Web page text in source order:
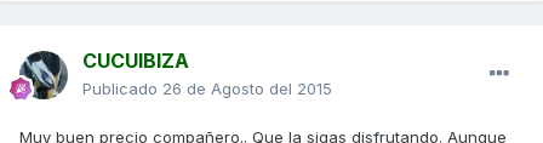
CUCUIBIZA
Publicado 26 de Agosto del 2015
Muy buen precio compañero.. Que la sigas disfrutando. Aunque